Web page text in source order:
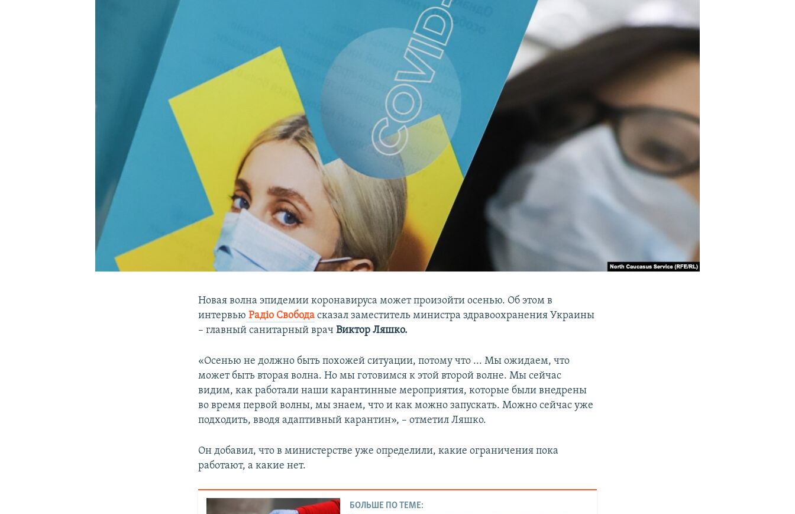
Новая волна эпидемии коронавируса может произойти осенью. Об этом в
интервью Радіо Свобода сказал заместитель министра здравоохранения Украины
– главный санитарный врач Виктор Ляшко.
«Осенью не должно быть похожей ситуации, потому что ... Мы ожидаем, что
может быть вторая волна. Но мы готовимся к этой второй волне. Мы сейчас
видим, как работали наши карантинные мероприятия, которые были внедрены
во время первой волны, мы знаем, что и как можно запускать. Можно сейчас уже
подходить, вводя адаптивный карантин», – отметил Ляшко.
Он добавил, что в министерстве уже определили, какие ограничения пока
работают, а какие нет.
БОЛЬШЕ ПО ТЕМЕ: